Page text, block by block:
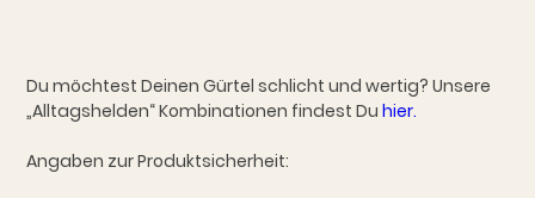
Du möchtest Deinen Gürtel schlicht und wertig? Unsere
„Alltagshelden“ Kombinationen findest Duhier.
Angaben zur Produktsicherheit: